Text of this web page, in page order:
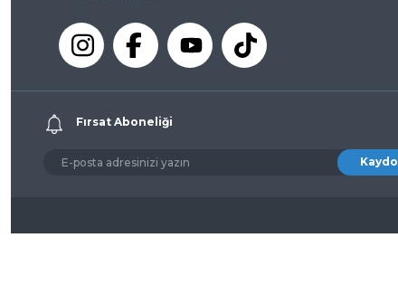
Fırsat Aboneliği
Kaydol